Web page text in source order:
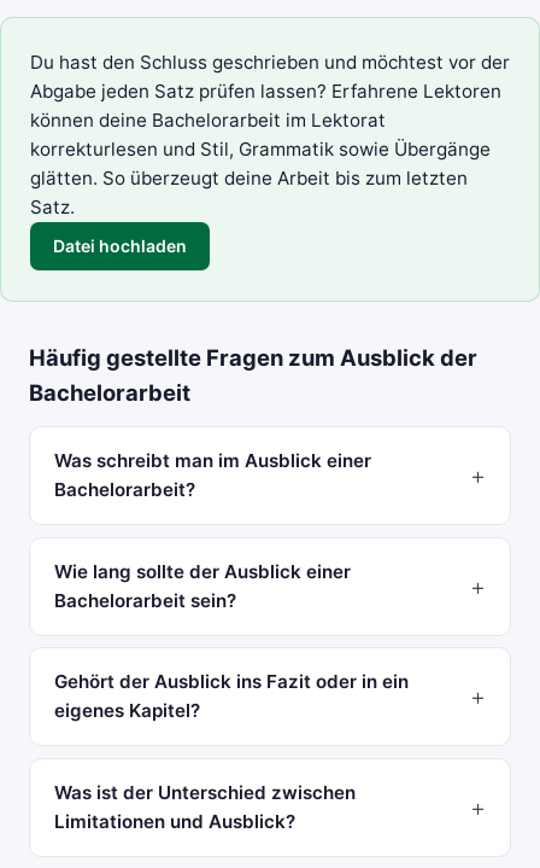
Du hast den Schluss geschrieben und möchtest vor der
Abgabe jeden Satz prüfen lassen? Erfahrene Lektoren
können deine Bachelorarbeit im Lektorat
korrekturlesen und Stil, Grammatik sowie Übergänge
glätten. So überzeugt deine Arbeit bis zum letzten
Satz.
Datei hochladen
Häufig gestellte Fragen zum Ausblick der
Bachelorarbeit
Was schreibt man im Ausblick einer
Bachelorarbeit?
Wie lang sollte der Ausblick einer
Bachelorarbeit sein?
Gehört der Ausblick ins Fazit oder in ein
eigenes Kapitel?
Was ist der Unterschied zwischen
Limitationen und Ausblick?